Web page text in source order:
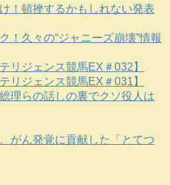
！頓挫するかもしれない発表
！久々の“ジャニーズ崩壊”情報
リジェンス競馬EX＃032】
リジェンス競馬EX＃031】
理らの話しの裏でクソ役人は
がん発覚に貢献した「とてつ